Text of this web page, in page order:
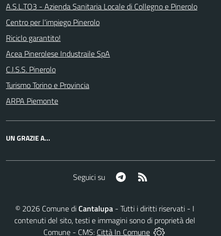
A.S.L.TO3 - Azienda Sanitaria Locale di Collegno e Pinerolo
Centro per l'impiego Pinerolo
Riciclo garantito!
Acea Pinerolese Industraile SpA
C.I.S.S. Pinerolo
Turismo Torino e Provincia
ARPA Piemonte
UN GRAZIE A...
Seguici su Telegram
© 2026Comune diCantalupa- Tutti i diritti riservati - I
contenuti del sito, testi e immagini sono di proprietà del
Comune - CMS: Città In Comune